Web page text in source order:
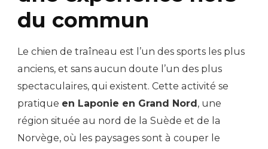
du commun
Le chien de traîneau est l’un des sports les plus
anciens, et sans aucun doute l’un des plus
spectaculaires, qui existent. Cette activité se
pratique en Laponie en Grand Nord , une
région située au nord de la Suède et de la
Norvège, où les paysages sont à couper le